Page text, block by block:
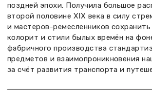
поздней эпохи. Получила большое
второй половине XIX века в силу
и мастеров-ремесленников
колорит и стили былых времён на
фабричного производства
предметов и взаимопроникновения
за счёт развития транспорта и